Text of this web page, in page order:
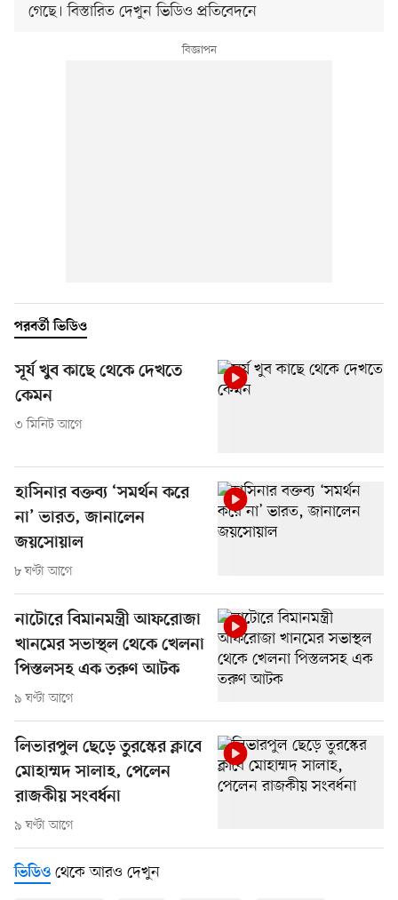
গেছে। বিস্তারিত দেখুন ভিডিও প্রতিবেদনে
পরবর্তী ভিডিও
সূর্য খুব কাছে থেকে দেখতে
কেমন
৩ মিনিট আগে
হাসিনার বক্তব্য ‘সমর্থন করে
না’ ভারত, জানালেন
জয়সোয়াল
৮ ঘণ্টা আগে
নাটোরে বিমানমন্ত্রী আফরোজা
খানমের সভাস্থল থেকে খেলনা
পিস্তলসহ এক তরুণ আটক
৯ ঘণ্টা আগে
লিভারপুল ছেড়ে তুরস্কের ক্লাবে
মোহাম্মদ সালাহ, পেলেন
রাজকীয় সংবর্ধনা
৯ ঘণ্টা আগে
ভিডিও থেকে আরও দেখুন